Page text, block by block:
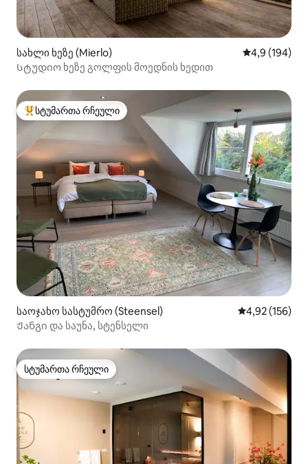
სახლი ხეზე (Mierlo) საშუალო
4,9 (194)
Სტუდიო ხეზე გოლფის მოედნის ხედით
სტუმართა რჩეული მოწინავე ვარიანტი
სტუმართა რჩეული
საოჯახო სასტუმრო (Steensel) საშუალო
4,92 (156)
Ჟანგი და საუნა, სტენსელი
სტუმართა რჩეული
სტუმართა რჩეული